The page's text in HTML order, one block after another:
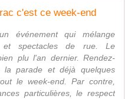
c'est ce week-end
événement qui mélange
et spectacles de rue. Le
plu l'an dernier. Rendez-
parade et déjà quelques
le week-end. Par contre,
particulières, le respect